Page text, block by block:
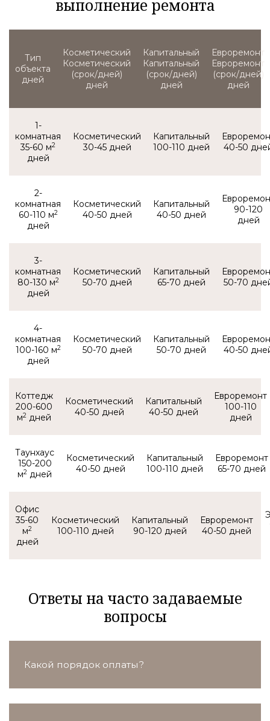
выполнение ремонта
Тип
объекта
Косметический
(срок/дней)
Капитальный
(срок/дней)
Евроремонт
(срок/дней)
1-
комнатная
35-60 м2 30-45 100-110 40-50
2-
комнатная
60-110 м2 40-50 40-50 90-120
3-
комнатная
80-130 м2 50-70 65-70 50-70
4-
комнатная
100-160 м2 50-70 50-70 40-50
Коттедж
200-600
м2 40-50 40-50 100-110
Таунхаус
150-200
м2 40-50 100-110 65-70
Офис
35-60
м2 100-110 90-120 40-50
Ответы на часто задаваемые
вопросы
Какой порядок оплаты?